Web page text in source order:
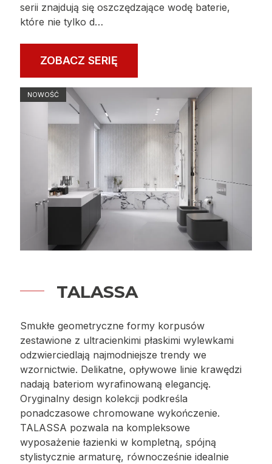
serii znajdują się oszczędzające wodę baterie,
które nie tylko d…
ZOBACZ SERIĘ
NOWOŚĆ
TALASSA
Smukłe geometryczne formy korpusów
zestawione z ultracienkimi płaskimi wylewkami
odzwierciedlają najmodniejsze trendy we
wzornictwie. Delikatne, opływowe linie krawędzi
nadają bateriom wyrafinowaną elegancję.
Oryginalny design kolekcji podkreśla
ponadczasowe chromowane wykończenie.
TALASSA pozwala na kompleksowe
wyposażenie łazienki w kompletną, spójną
stylistycznie armaturę, równocześnie idealnie